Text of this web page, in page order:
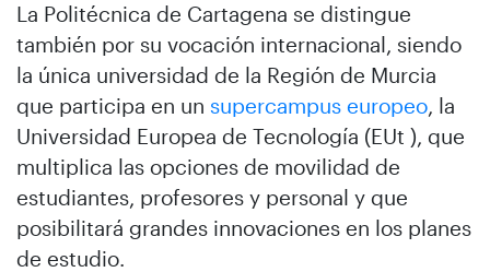
La Politécnica de Cartagena se distingue
también por su vocación internacional, siendo
la única universidad de la Región de Murcia
que participa en un supercampus europeo, la
Universidad Europea de Tecnología (EUt ), que
multiplica las opciones de movilidad de
estudiantes, profesores y personal y que
posibilitará grandes innovaciones en los planes
de estudio.